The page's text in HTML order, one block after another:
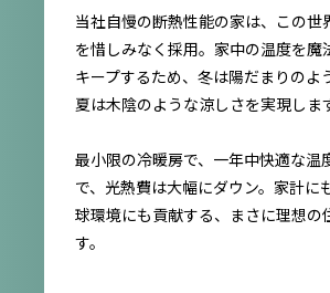
当社自慢の断熱性能の家は、この世
を惜しみなく採用。家中の温度を魔
キープするため、冬は陽だまりのよ
夏は木陰のような涼しさを実現しま
最小限の冷暖房で、一年中快適な温
で、光熱費は大幅にダウン。家計に
球環境にも貢献する、まさに理想の
す。